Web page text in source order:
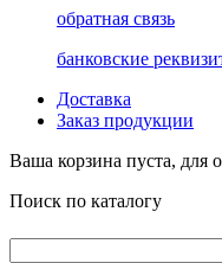
обратная связь
банковские
Доставка
Заказ продукции
Ваша корзина пуста, для
Поиск по каталогу